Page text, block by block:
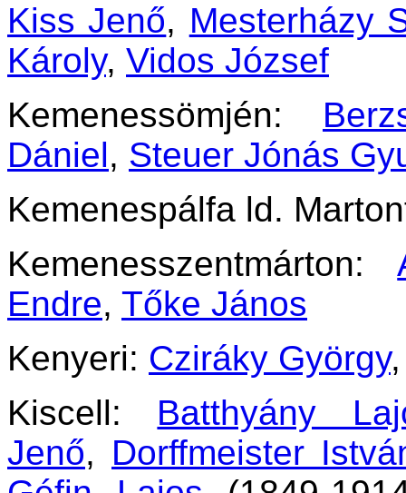
Kiss Jenő, Mesterházy
Károly, Vidos József
Kemenessömjén:
Dániel, Steuer Jónás
Kemenespálfa ld.
Kemenesszentmárton:
Endre, Tőke János
Kenyeri: Cziráky György
Kiscell: Batthyány
Jenő, Dorffmeister